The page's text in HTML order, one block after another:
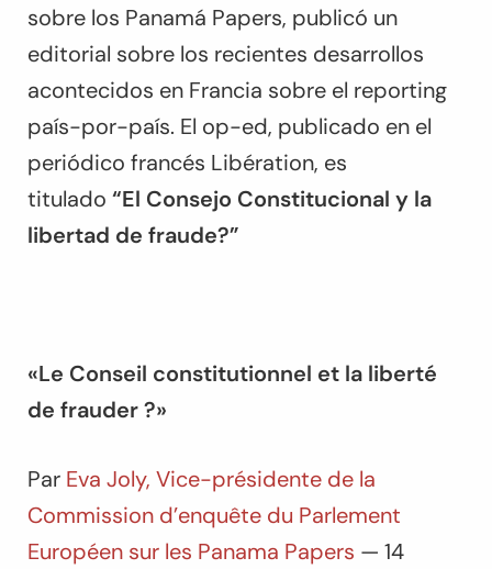
sobre los Panamá Papers, publicó un
editorial sobre los recientes desarrollos
acontecidos en Francia sobre el reporting
país-por-país. El op-ed, publicado en el
periódico francés Libération, es
titulado “El Consejo Constitucional y la
libertad de fraude?”
«Le Conseil constitutionnel et la liberté
de frauder ?»
Par Eva Joly, Vice-présidente de la
Commission d’enquête du Parlement
Européen sur les Panama Papers — 14